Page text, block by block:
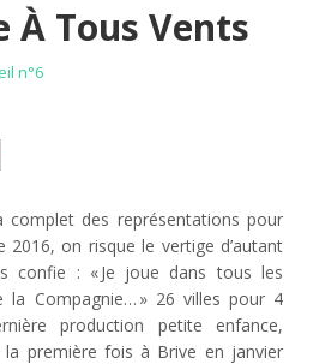
À Tous Vents
n°6
complet des représentations pour
on risque le vertige d’autant
confie : « Je joue dans tous les
la Compagnie… » 26 villes pour 4
production petite enfance,
la première fois à Brive en janvier